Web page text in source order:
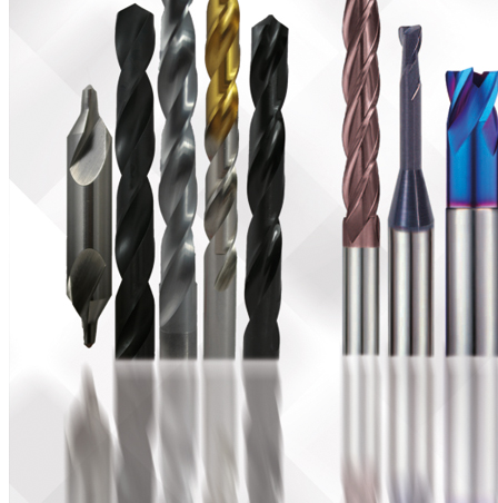
İş Güvenliği Ürünleri
Zımparalar
Araç Bakım Ürünleri
Boya Uygulama Ürünleri
Marin Ürünleri
Maskeleme Ürünleri
Mastik, Pütür ve İzolasyon Ürünleri
Mini Onarım Ürünleri
Plastik Tamir Ürünleri